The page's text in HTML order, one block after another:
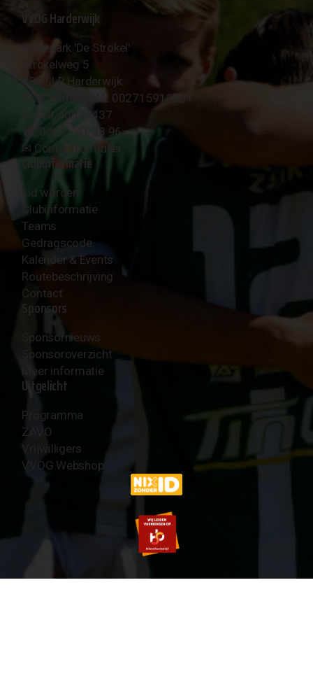
VVOG Harderwijk
Sportpark 'De Strokel'
Strokelweg 5
3847 LR Harderwijk
BTW Nummer NL 002715910B01
KvK Nr 40094437
☎︎ 0341 - 41 28 96
✉︎ Contactformulier
Clubinformatie
Lid worden
Clubinformatie
Teams
Gedragscode
Kalender & Events
Routebeschrijving
Contact
Sponsors
Sponsornieuws
Sponsoroverzicht
Meer informatie
Uitgelicht
Programma
ZAVO
Vrijwilligers
VVOG Webshop